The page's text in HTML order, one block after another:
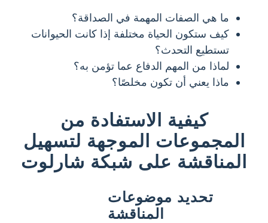
ما هي الصفات المهمة في الصداقة؟
كيف ستكون الحياة مختلفة إذا كانت الحيوانات
تستطيع التحدث؟
لماذا من المهم الدفاع عما تؤمن به؟
ماذا يعني أن تكون مخلصًا؟
كيفية الاستفادة من
المجموعات الموجهة لتسهيل
المناقشة على شبكة شارلوت
تحديد موضوعات
المناقشة